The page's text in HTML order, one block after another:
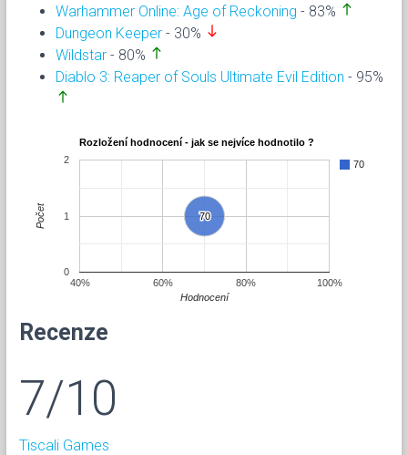
Warhammer Online: Age of Reckoning - 83% north
Dungeon Keeper - 30% south
Wildstar - 80% north
Diablo 3: Reaper of Souls Ultimate Evil Edition - 95%
north
Rozložení hodnocení - jak se nejvíce hodnotilo ?
70
70
70
40% 60% 80% 100%
0
1
2
Hodnocení
Počet
Recenze
7/10
Tiscali Games